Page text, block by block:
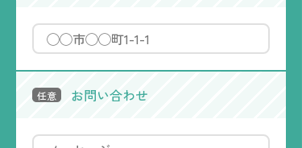
任意 お問い合わせ